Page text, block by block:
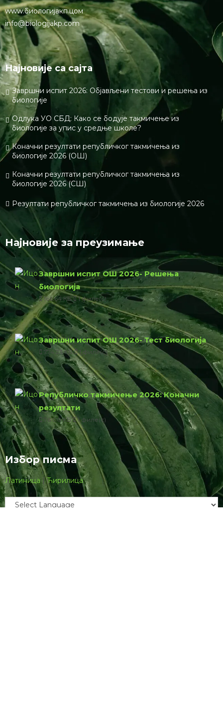
www.биологијакп.цом
info@biologijakp.com
Најновије са сајта
Завршни испит 2026: Објављени тестови и решења из
биологије
Одлука УО СБД: Како се бодује такмичење из
биологије за упис у средње школе?
Коначни резултати републичког такмичења из
биологије 2026 (ОШ)
Коначни резултати републичког такмичења из
биологије 2026 (СШ)
Резултати републичког такмичења из биологије 2026
Најновије за преузимање
Завршни испит ОШ 2026- Решења
биологија
166.64 КБ 1 филе(с)
Завршни испит ОШ 2026- Тест биологија
774.23 КБ 1 филе(с)
Републичко такмичење 2026: Коначни
резултати
76.00 КБ 1 филе(с)
Избор писма
Латиница |Ћирилица